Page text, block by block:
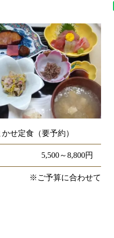
かせ定食（要予約）
5,500～8,800円
※ご予算に合わせて